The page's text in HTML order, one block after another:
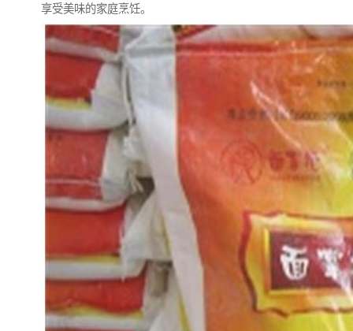
享受美味的家庭烹饪。